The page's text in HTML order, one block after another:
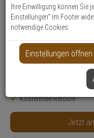
Suche
Datenblatt drucken
Produktinformationen
SALE
Lieferzeit: 3-4 Werktage**
Kostenfreie Retoure
Jetzt
Ihre Einwilligung können Sie
Einstellungen“ im Footer
notwendige Cookies.
Einstellungen öffnen